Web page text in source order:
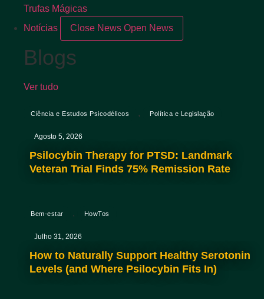
Trufas Mágicas
Notícias
Close News Open News
Blogs
Ver tudo
Ciência e Estudos Psicodélicos , Política e Legislação
Agosto 5, 2026
Psilocybin Therapy for PTSD: Landmark
Veteran Trial Finds 75% Remission Rate
Bem-estar , HowTos
Julho 31, 2026
How to Naturally Support Healthy Serotonin
Levels (and Where Psilocybin Fits In)